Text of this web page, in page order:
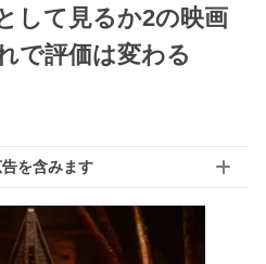
して見るか2の映画
で評価は変わる
を含みます